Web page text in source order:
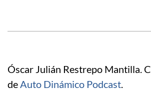
Óscar Julián Restrepo Mantilla.
de Auto Dinámico Podcast